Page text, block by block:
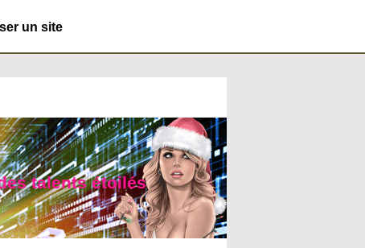
un site
talents étoilés